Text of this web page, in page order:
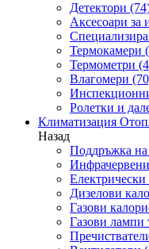
Детектори
Аксесоари за
Термокамери
Термометри
Влагомери
Ролетки и
Климатизация
Назад
Поддръжка
Дизелови
Газови
Газови лампи